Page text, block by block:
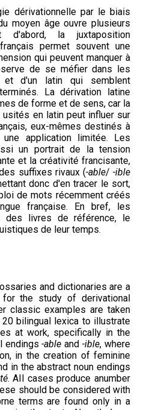
dérivationnelle par le biais
moyen âge ouvre plusieurs
d'abord, la juxtaposition
permet souvent une
qui peuvent manquer à
de se méfier dans les
et d'un latin qui semblent
La dérivation latine
de forme et de sens, car la
en latin peut influer sur
eux-mêmes destinés à
application limitée. Les
un portrait de la tension
et la créativité francisante,
suffixes rivaux (-able/-ible
donc d'en tracer le sort,
de mots récemment créés
française. En bref, les
des livres de référence, le
de leur temps.
and dictionaries are a
the study of derivational
classic examples are taken
bilingual lexica to illustrate
at work, specifically in the
endings-able and-ible, where
in the creation of feminine
in the abstract noun endings
. AIl cases produce anumber
should be considered with
terms are found only in a